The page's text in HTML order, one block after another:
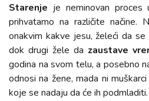
Starenje je neminovan proces
prihvatamo na različite načine.
onakvim kakve jesu, želeći da
dok drugi žele da zaustave
godina na svom telu, a posebno
odnosi na žene, mada ni
koje se nadaju da će ih podmladiti.